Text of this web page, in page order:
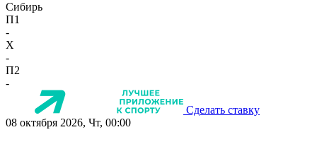
Сибирь
П1
-
X
-
П2
-
Сделать ставку
08 октября 2026, Чт, 00:00